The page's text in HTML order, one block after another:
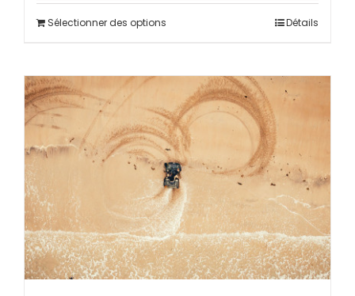
Sélectionner des options Détails